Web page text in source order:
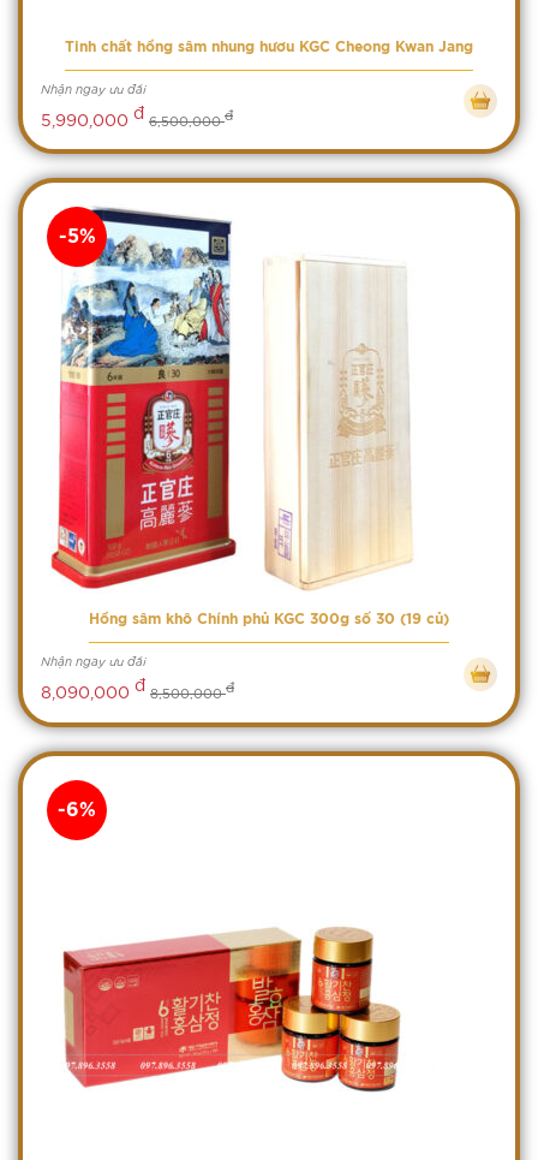
Tinh chất hồng sâm nhung hươu KGC Cheong Kwan Jang
Nhận ngay ưu đãi
5,990,000 đ 6,500,000đ
Hồng sâm khô Chính phủ KGC 300g số 30 (19 củ)
Nhận ngay ưu đãi
8,090,000 đ 8,500,000đ
-5%
-6%